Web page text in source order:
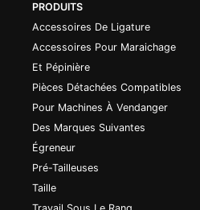
PRODUITS
Accessoires De Ligature
Accessoires Pour Maraichage
Et Pépinière
Pièces Détachées Compatibles
Pour Machines À Vendanger
Des Marques Suivantes
Égreneur
Pré-Tailleuses
Taille